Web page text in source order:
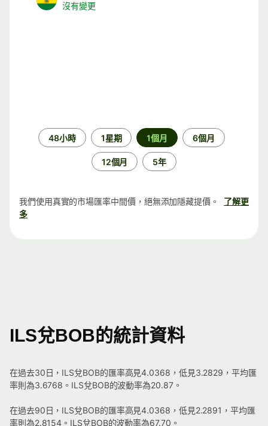
沒有變更
48小時 1星期 1個月 6個月
12個月 5年
我們使用真實的市場匯率中間價，絕無添加隱藏提價。
了解更
多
ILS兌BOB的統計資料
在過去30日，ILS兌BOB的匯率高見4.0368，低見3.2829，平均匯
率則為3.6768。ILS兌BOB的波動率為20.87。
在過去90日，ILS兌BOB的匯率高見4.0368，低見2.2891，平均匯
率則為2.8154。ILS兌BOB的波動率為67.70。